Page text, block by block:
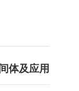
体及应用